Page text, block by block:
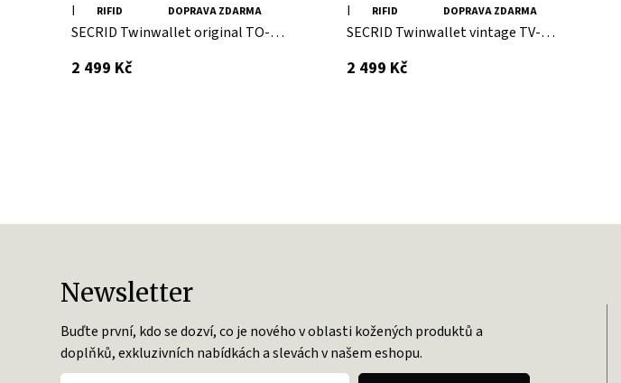
RIFID DOPRAVA ZDARMA
Kožená černá minipeněženka
SECRID Twinwallet original TO-
2 499 Kčs DPH
RIFID DOPRAVA ZDARMA
Kožená černá minipeněženka
SECRID Twinwallet vintage TV-
2 499 Kčs DPH
Newsletter
Buďte první, kdo se dozví, co je nového v oblasti kožených produktů a
doplňků, exkluzivních nabídkách a slevách v našem eshopu.